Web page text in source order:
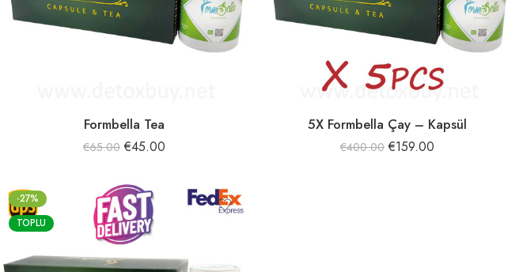
Formbella Tea
€65.00 €45.00
5X Formbella Çay – Kapsül
€400.00 €159.00
-27%
TOPLU